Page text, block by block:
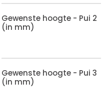
Gewenste hoogte - Pui 2
(in mm)
Gewenste hoogte - Pui 3
(in mm)